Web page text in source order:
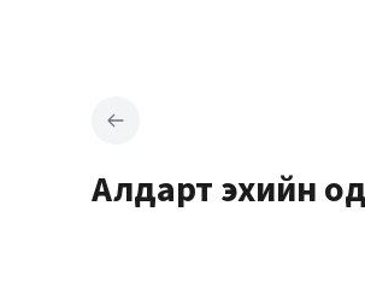
Алдарт эхийн